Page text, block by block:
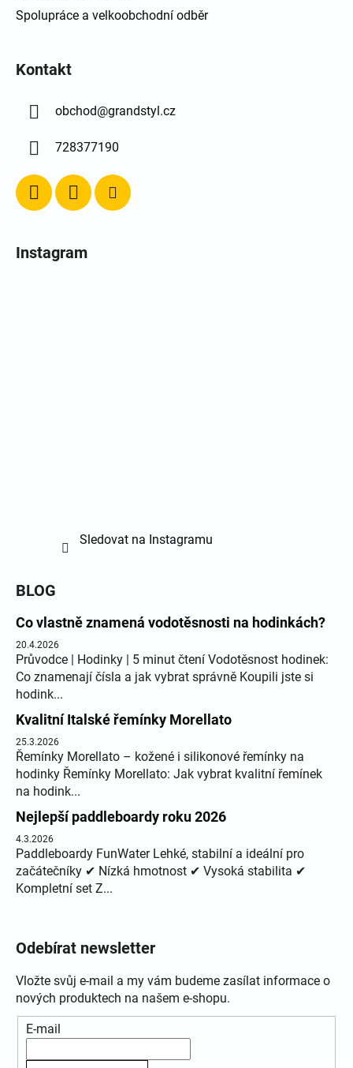
Spolupráce a velkoobchodní odběr
Kontakt
obchod@grandstyl.cz
728377190
Instagram
Sledovat na Instagramu
BLOG
Co vlastně znamená vodotěsnosti na hodinkách?
20.4.2026
Průvodce | Hodinky | 5 minut čtení Vodotěsnost hodinek:
Co znamenají čísla a jak vybrat správně Koupili jste si
hodink...
Kvalitní Italské řemínky Morellato
25.3.2026
Řemínky Morellato – kožené i silikonové řemínky na
hodinky Řemínky Morellato: Jak vybrat kvalitní řemínek
na hodink...
Nejlepší paddleboardy roku 2026
4.3.2026
Paddleboardy FunWater Lehké, stabilní a ideální pro
začátečníky ✔ Nízká hmotnost ✔ Vysoká stabilita ✔
Kompletní set Z...
Odebírat newsletter
Vložte svůj e-mail a my vám budeme zasílat informace o
nových produktech na našem e-shopu.
E-mail